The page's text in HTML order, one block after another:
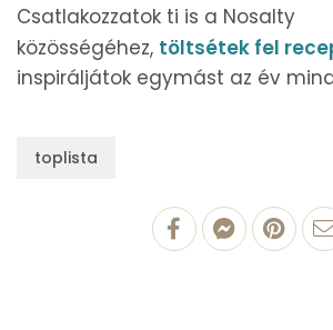
Csatlakozzatok ti is a Nosalty
közösségéhez, töltsétek fel
inspiráljátok egymást az év
toplista